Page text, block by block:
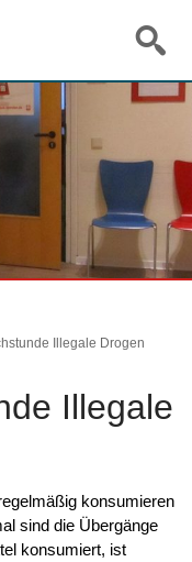
Illegale Drogen
Illegale
konsumieren
sind die Übergänge
konsumiert, ist